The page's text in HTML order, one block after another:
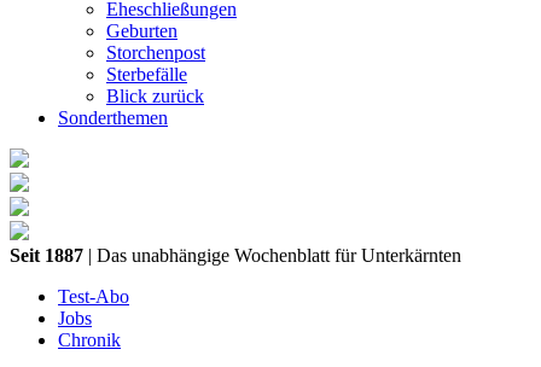
Eheschließungen
Geburten
Storchenpost
Sterbefälle
Blick zurück
Sonderthemen
Seit 1887 | Das unabhängige Wochenblatt für Unterkärnten
Test-Abo
Jobs
Chronik